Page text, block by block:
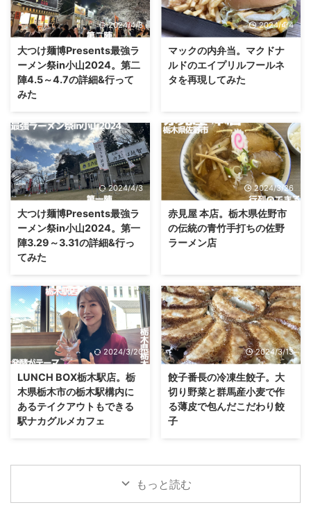
2024/4/8
大つけ麺博Presents最強ラ
ーメン祭in小山2024。第二
陣4.5～4.7の詳細&行って
みた
2024/4/4
マックの内弁当。マクドナ
ルドのエイプリルフールネ
タを再現してみた
2024/4/3
大つけ麺博Presents最強ラ
ーメン祭in小山2024。第一
陣3.29～3.31の詳細&行っ
てみた
2024/3/26
赤見屋 本店。栃木県佐野市
の伝統の青竹手打ちの佐野
ラーメン店
2024/3/20
LUNCH BOX栃木駅店。栃
木県栃木市の栃木駅構内に
あるテイクアウトもできる
駅ナカグルメカフェ
2024/3/13
餃子番長の冷凍生餃子。大
切り野菜と群馬産小麦で作
る薄皮で包んだこだわり餃
子
もっと読む